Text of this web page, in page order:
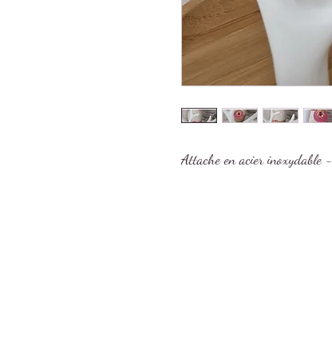
Attache en acier inoxydable